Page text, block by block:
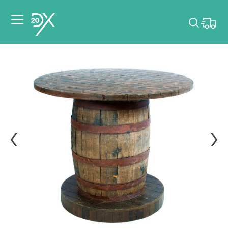
dates de votre
événement.
Choisir mes dates